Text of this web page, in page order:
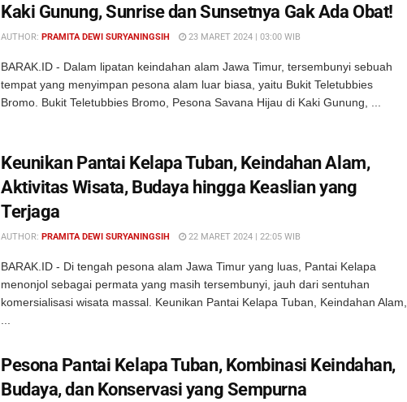
Kaki Gunung, Sunrise dan Sunsetnya Gak Ada Obat!
AUTHOR: PRAMITA DEWI SURYANINGSIH 23 MARET 2024 | 03:00 WIB
BARAK.ID - Dalam lipatan keindahan alam Jawa Timur, tersembunyi sebuah
tempat yang menyimpan pesona alam luar biasa, yaitu Bukit Teletubbies
Bromo. Bukit Teletubbies Bromo, Pesona Savana Hijau di Kaki Gunung, ...
Keunikan Pantai Kelapa Tuban, Keindahan Alam,
Aktivitas Wisata, Budaya hingga Keaslian yang
Terjaga
AUTHOR: PRAMITA DEWI SURYANINGSIH 22 MARET 2024 | 22:05 WIB
BARAK.ID - Di tengah pesona alam Jawa Timur yang luas, Pantai Kelapa
menonjol sebagai permata yang masih tersembunyi, jauh dari sentuhan
komersialisasi wisata massal. Keunikan Pantai Kelapa Tuban, Keindahan Alam,
Pesona Pantai Kelapa Tuban, Kombinasi Keindahan,
Budaya, dan Konservasi yang Sempurna